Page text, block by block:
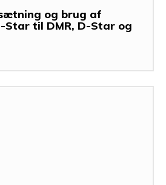
og brug af
Star til DMR, D-Star og